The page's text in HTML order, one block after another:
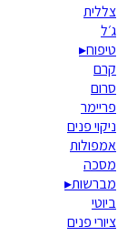
צללית
ג׳ל
טיפוח▸
קרם
סרום
פריימר
ניקוי פנים
אמפולות
מסכה
מברשות▸
ביוטי
ציורי פנים